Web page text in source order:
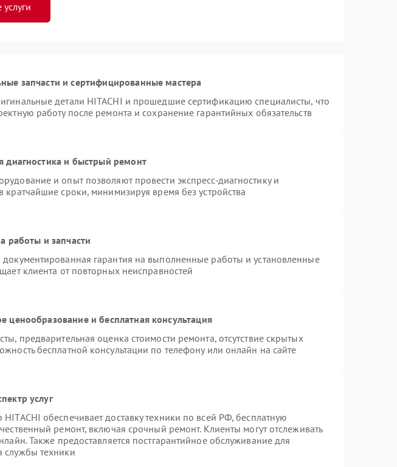
услуги
запчасти и сертифицированные мастера
детали HITACHI и прошедшие сертификацию специалисты, что
работу после ремонта и сохранение гарантийных обязательств
диагностика и быстрый ремонт
и опыт позволяют провести экспресс-диагностику и
кратчайшие сроки, минимизируя время без устройства
работы и запчасти
документированная гарантия на выполненные работы и установленные
клиента от повторных неисправностей
ценообразование и бесплатная консультация
предварительная оценка стоимости ремонта, отсутствие скрытых
бесплатной консультации по телефону или онлайн на сайте
услуг
обеспечивает доставку техники по всей РФ, бесплатную
ремонт, включая срочный ремонт. Клиенты могут отслеживать
Также предоставляется постгарантийное обслуживание для
службы техники